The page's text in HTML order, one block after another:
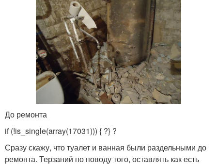
До ремонта
if (!is_single(array(17031))) { ?} ?
Сразу скажу, что туалет и ванная были раздельными до
ремонта. Терзаний по поводу того, оставлять как есть